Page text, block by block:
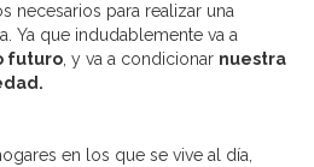
necesarios para realizar una
Ya que indudablemente va a
futuro, y va a condicionar nuestra
en los que se vive al día,